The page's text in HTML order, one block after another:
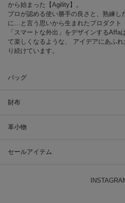
から始まった【Agility】。
プロが認める使い勝手の良さと、熟練し
に…と言う思いから生まれたプロダクト
「スマートな外出」をデザインするAffa
て楽しくなるような、 アイデアにあふ
り続けています。
バッグ
財布
革小物
セールアイテム